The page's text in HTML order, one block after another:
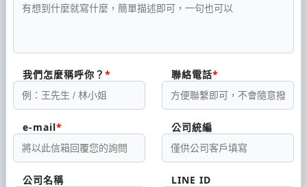
我們怎麼稱呼你？ 聯絡電話
e-mail 公司統編
公司名稱 LINE ID